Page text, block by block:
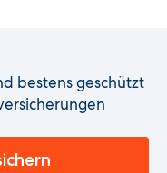
bestens geschützt